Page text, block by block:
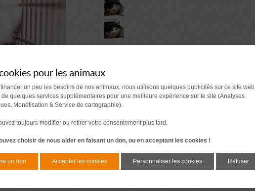
pour les animaux
un peu les besoins de nos animaux, nous utilisons quelques publicités sur ce site web
de quelques services supplémentaires pour une meilleure expérience sur le site (Analyses
Monétisation & Service de cartographie).
toujours modifier ou retirer votre consentement plus tard.
choisir de nous aider en faisant un don, ou en acceptant les cookies !
un don Accepter les cookies Personnaliser les cookies Refuser